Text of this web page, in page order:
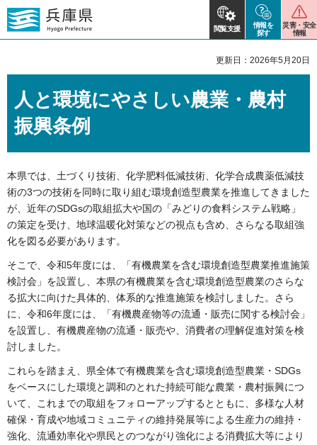
閲覧支援
情報を
探す
災害・安全
情報
更新日：2026年5月20日
人と環境にやさしい農業・農村
振興条例
本県では、土づくり技術、化学肥料低減技術、化学合成農薬低減技
術の3つの技術を同時に取り組む環境創造型農業を推進してきました
が、近年のSDGsの取組拡大や国の「みどりの食料システム戦略」
の策定を受け、地球温暖化対策などの視点も含め、さらなる取組強
化を図る必要があります。
そこで、令和5年度には、「有機農業を含む環境創造型農業推進施策
検討会」を設置し、本県の有機農業を含む環境創造型農業のさらな
る拡大に向けた具体的、体系的な推進施策を検討しました。さら
に、令和6年度には、「有機農産物等の流通・販売に関する検討会」
を設置し、有機農産物の流通・販売や、消費者の理解促進対策を検
討しました。
これらを踏まえ、県全体で有機農業を含む環境創造型農業・SDGs
をベースにした環境と調和のとれた持続可能な農業・農村振興につ
いて、これまでの取組をフォローアップするとともに、多様な人材
確保・育成や地域コミュニティの維持発展等による生産力の維持・
強化、流通効率化や県民とのつながり強化による消費拡大等により